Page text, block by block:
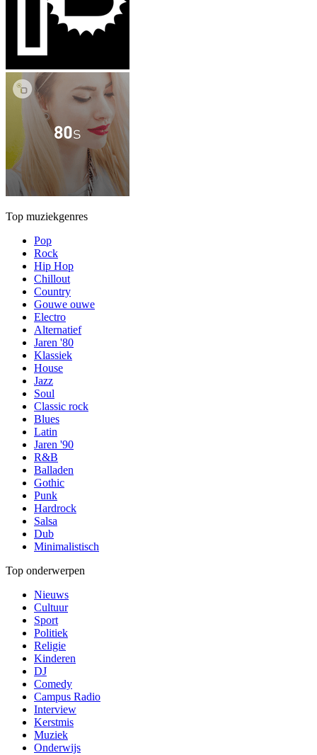
Top muziekgenres
Pop
Rock
Hip Hop
Chillout
Country
Gouwe ouwe
Electro
Alternatief
Jaren '80
Klassiek
House
Jazz
Soul
Classic rock
Blues
Latin
Jaren '90
R&B
Balladen
Gothic
Punk
Hardrock
Salsa
Dub
Minimalistisch
Top onderwerpen
Nieuws
Cultuur
Sport
Politiek
Religie
Kinderen
DJ
Comedy
Campus Radio
Interview
Kerstmis
Muziek
Onderwijs